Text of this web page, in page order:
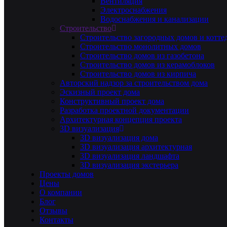
Электроснабжения
Водоснабжения и канализации
Строительство
Строительство загородных домов и
Строительство монолитных домов
Строительство домов из газобетона
Строительство домов из керамоблоков
Строительство домов из кирпича
Авторский надзор за строительством дома
Эскизный проект дома
Конструктивный проект дома
Разработка проектной документации
Архитектурная концепция проекта
3D визуализация
3D визуализация дома
3D визуализация архитектурная
3D визуализация ландшафта
3D визуализация экстерьера
Проекты домов
Цены
О компании
Блог
Отзывы
Контакты